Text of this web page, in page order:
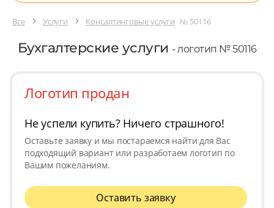
Все Услуги Консалтинговые услуги № 50116
Бухгалтерские услуги - логотип № 50116
Логотип продан
Не успели купить? Ничего страшного!
Оставьте заявку и мы постараемся найти для Вас
подходящий вариант или разработаем логотип по
Вашим пожеланиям.
Оставить заявку